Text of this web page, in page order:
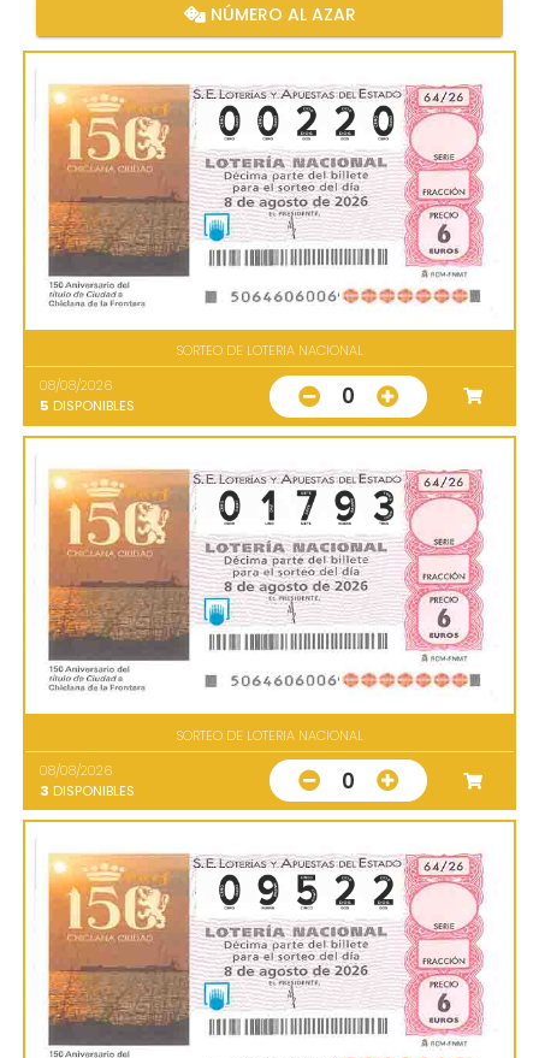
NÚMERO AL AZAR
SORTEO DE LOTERIA NACIONAL
08/08/2026
5 DISPONIBLES 0
SORTEO DE LOTERIA NACIONAL
08/08/2026
3 DISPONIBLES 0